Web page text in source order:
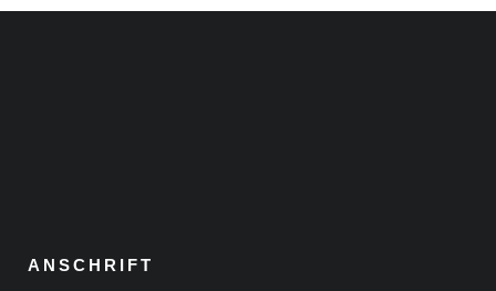
ANSCHRIFT